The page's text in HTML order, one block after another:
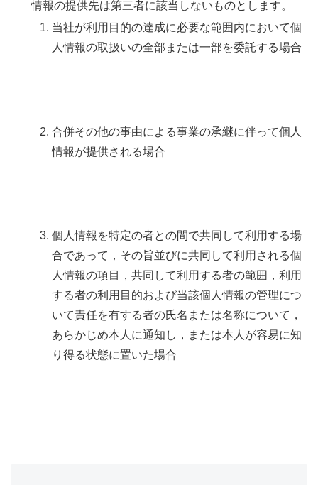
情報の提供先は第三者に該当しないものとします。
当社が利用目的の達成に必要な範囲内において個
人情報の取扱いの全部または一部を委託する場合
合併その他の事由による事業の承継に伴って個人
情報が提供される場合
個人情報を特定の者との間で共同して利用する場
合であって，その旨並びに共同して利用される個
人情報の項目，共同して利用する者の範囲，利用
する者の利用目的および当該個人情報の管理につ
いて責任を有する者の氏名または名称について，
あらかじめ本人に通知し，または本人が容易に知
り得る状態に置いた場合